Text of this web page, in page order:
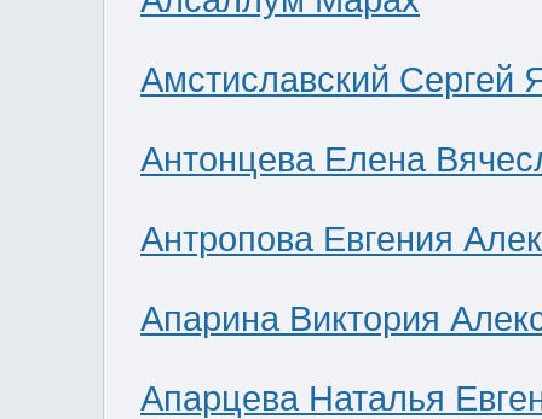
Амстиславский Сергей
Антонцева Елена
Антропова Евгения
Апарина Виктория
Апарцева Наталья